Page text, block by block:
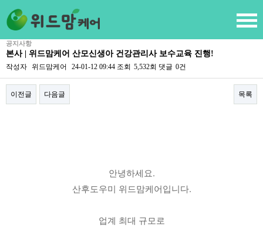
공지사항
본사 | 위드맘케어 산모신생아 건강관리사 보수교육 진행!
작성자 위드맘케어 24-01-12 09:44 조회 5,532회 댓글 0건
이전글 다음글 목록
안녕하세요.
산후도우미 위드맘케어입니다.
업계 최대 규모로